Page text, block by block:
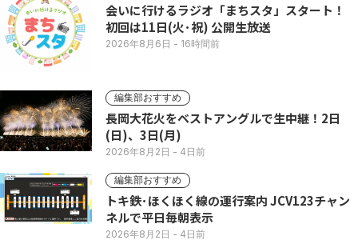
会いに行けるラジオ「まちスタ」スタート！
初回は11日(火･祝) 公開生放送
2026年8月6日 - 16時間前
編集部おすすめ
長岡大花火をベストアングルで生中継！2日
(日)、3日(月)
2026年8月2日 - 4日前
編集部おすすめ
トキ鉄･ほくほく線の運行案内 JCV123チャン
ネルで平日毎朝表示
2026年8月2日 - 4日前